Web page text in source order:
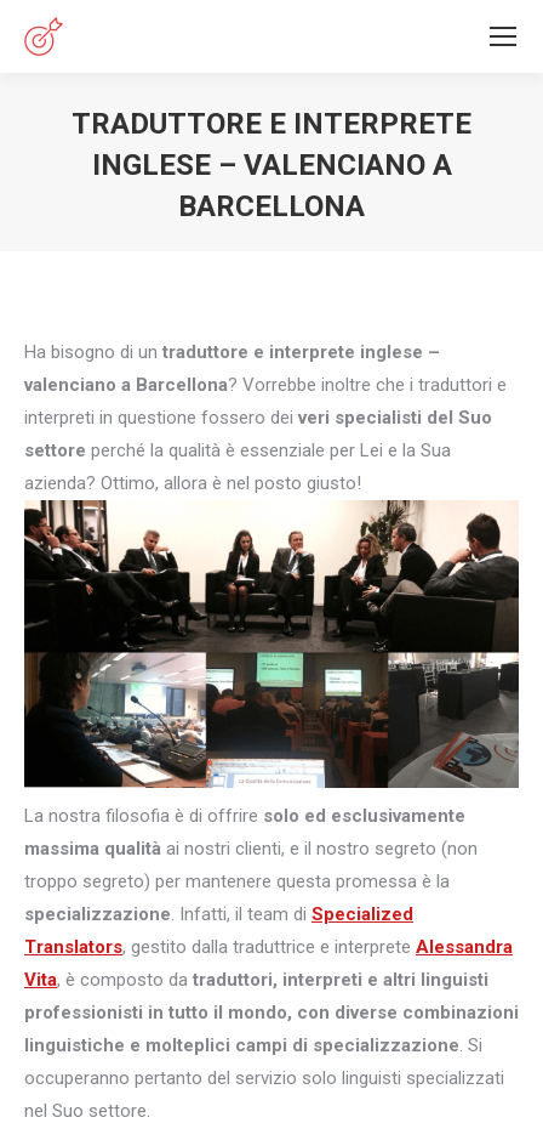
TRADUTTORE E INTERPRETE
INGLESE – VALENCIANO A
BARCELLONA
Ha bisogno di un traduttore e interprete inglese –
valenciano a Barcellona? Vorrebbe inoltre che i traduttori e
interpreti in questione fossero dei veri specialisti del Suo
settore perché la qualità è essenziale per Lei e la Sua
azienda? Ottimo, allora è nel posto giusto!
La nostra filosofia è di offrire solo ed esclusivamente
massima qualità ai nostri clienti, e il nostro segreto (non
troppo segreto) per mantenere questa promessa è la
specializzazione. Infatti, il team di Specialized
Translators, gestito dalla traduttrice e interprete Alessandra
Vita, è composto da traduttori, interpreti e altri linguisti
professionisti in tutto il mondo, con diverse combinazioni
linguistiche e molteplici campi di specializzazione. Si
occuperanno pertanto del servizio solo linguisti specializzati
nel Suo settore.